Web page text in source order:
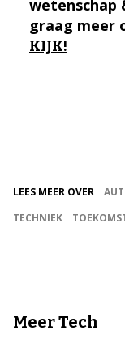
wetenschap
graag meer
KIJK!
LEES MEER OVER
TECHNIEK
Meer Tech